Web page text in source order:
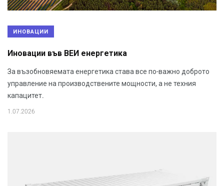
ИНОВАЦИИ
Иновации във ВЕИ енергетика
За възобновяемата енергетика става все по-важно доброто
управление на производствените мощности, а не техния
капацитет.
1.07.2026